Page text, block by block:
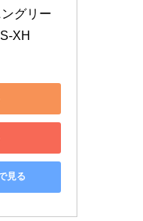
グリー
XH
見る